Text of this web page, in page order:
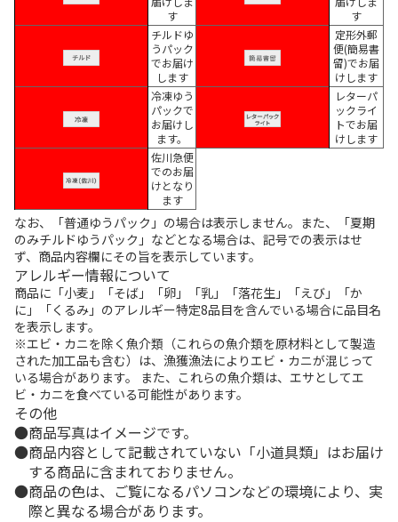
す
す
チルドゆ
うパック
でお届け
します
定形外郵
便(簡易書
留)でお届
けします
冷凍ゆう
パックで
お届けし
ます。
レターパ
ックライ
トでお届
けします
佐川急便
でのお届
けとなり
ます
なお、「普通ゆうパック」の場合は表示しません。また、「夏期
のみチルドゆうパック」などとなる場合は、記号での表示はせ
ず、商品内容欄にその旨を表示しています。
アレルギー情報について
商品に「小麦」「そば」「卵」「乳」「落花生」「えび」「か
に」「くるみ」のアレルギー特定8品目を含んでいる場合に品目名
を表示します。
※エビ・カニを除く魚介類（これらの魚介類を原材料として製造
された加工品も含む）は、漁獲漁法によりエビ・カニが混じって
いる場合があります。 また、これらの魚介類は、エサとしてエ
ビ・カニを食べている可能性があります。
その他
商品写真はイメージです。
商品内容として記載されていない「小道具類」はお届け
する商品に含まれておりません。
商品の色は、ご覧になるパソコンなどの環境により、実
際と異なる場合があります。